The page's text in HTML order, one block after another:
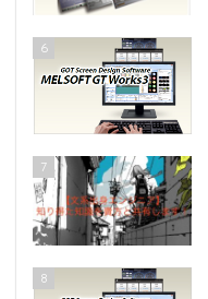
6
7
8